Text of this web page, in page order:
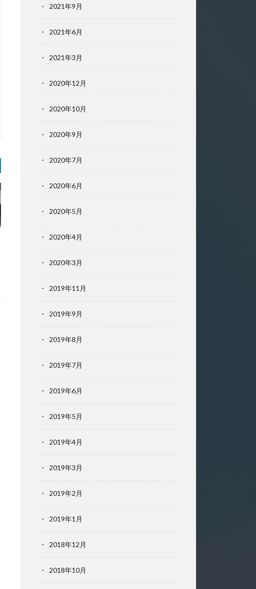
2021年9月
2021年6月
2021年3月
2020年12月
2020年10月
2020年9月
2020年7月
2020年6月
2020年5月
2020年4月
2020年3月
2019年11月
2019年9月
2019年8月
2019年7月
2019年6月
2019年5月
2019年4月
2019年3月
2019年2月
2019年1月
2018年12月
2018年10月